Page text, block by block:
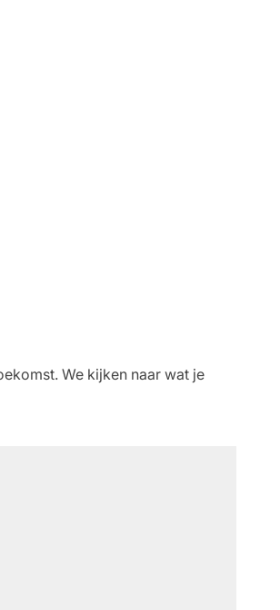
We kijken naar wat je